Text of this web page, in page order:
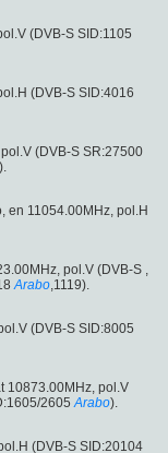
(DVB-S SID:1105
(DVB-S SID:4016
(DVB-S SR:27500
en 11054.00MHz, pol.H
pol.V (DVB-S ,
Arabo,1119).
(DVB-S SID:8005
10873.00MHz, pol.V
2605 Arabo).
(DVB-S SID:20104